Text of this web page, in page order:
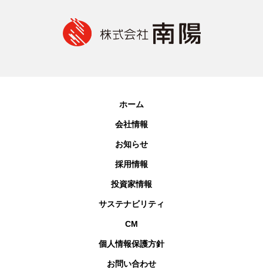
ホーム
会社情報
お知らせ
採用情報
投資家情報
サステナビリティ
CM
個人情報保護方針
お問い合わせ